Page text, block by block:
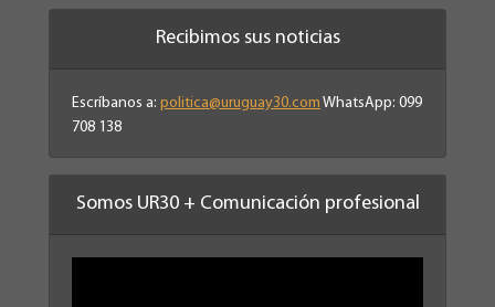
Recibimos sus noticias
Escríbanos a: politica@uruguay30.com WhatsApp: 099
708 138
Somos UR30 + Comunicación profesional